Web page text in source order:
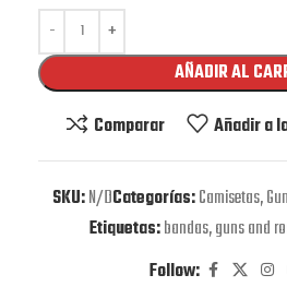
AÑADIR AL
Comparar
Añadir a
SKU:N/DCategorías:Camisetas,
Etiquetas:bandas,guns and
Follow: